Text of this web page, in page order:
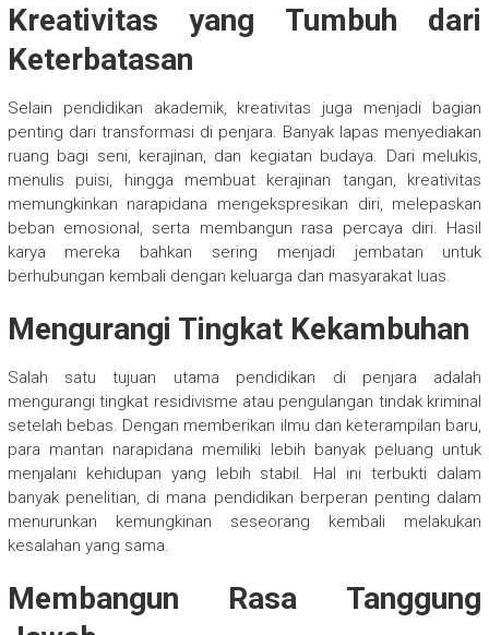
Kreativitas yang Tumbuh dari
Keterbatasan
Selain pendidikan akademik, kreativitas juga menjadi bagian
penting dari transformasi di penjara. Banyak lapas menyediakan
ruang bagi seni, kerajinan, dan kegiatan budaya. Dari melukis,
menulis puisi, hingga membuat kerajinan tangan, kreativitas
memungkinkan narapidana mengekspresikan diri, melepaskan
beban emosional, serta membangun rasa percaya diri. Hasil
karya mereka bahkan sering menjadi jembatan untuk
berhubungan kembali dengan keluarga dan masyarakat luas.
Mengurangi Tingkat Kekambuhan
Salah satu tujuan utama pendidikan di penjara adalah
mengurangi tingkat residivisme atau pengulangan tindak kriminal
setelah bebas. Dengan memberikan ilmu dan keterampilan baru,
para mantan narapidana memiliki lebih banyak peluang untuk
menjalani kehidupan yang lebih stabil. Hal ini terbukti dalam
banyak penelitian, di mana pendidikan berperan penting dalam
menurunkan kemungkinan seseorang kembali melakukan
kesalahan yang sama.
Membangun Rasa Tanggung